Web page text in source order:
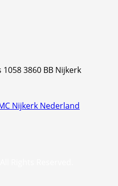
3860 BB Nijkerk
Nijkerk Nederland